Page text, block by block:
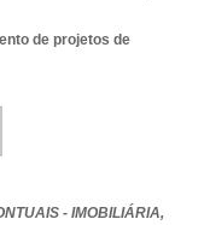
de projetos de
- IMOBILIÁRIA,